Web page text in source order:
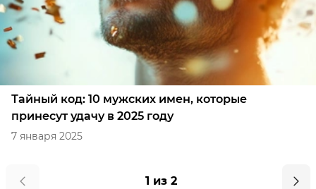
Тайный код: 10 мужских имен, которые
принесут удачу в 2025 году
7 января 2025
1 из 2